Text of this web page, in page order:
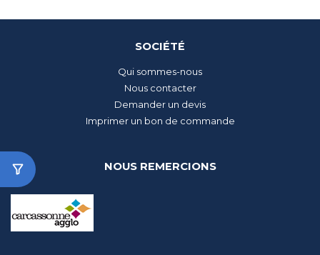
SOCIÉTÉ
Qui sommes-nous
Nous contacter
Demander un devis
Imprimer un bon de commande
NOUS REMERCIONS